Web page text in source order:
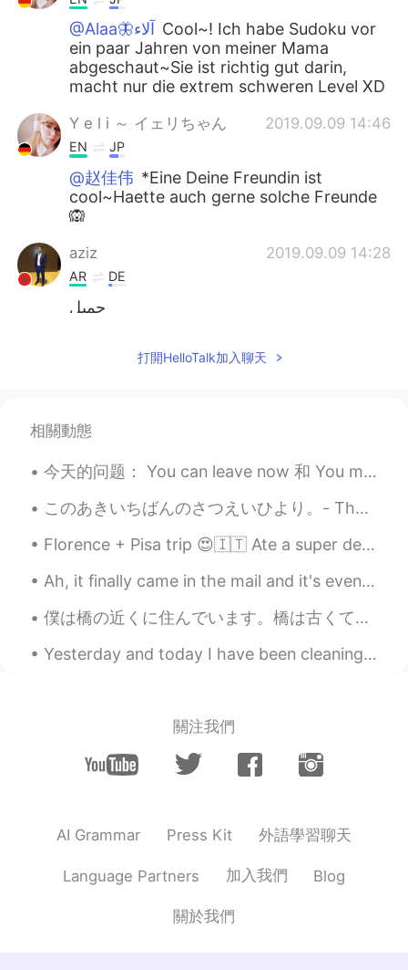
@Alaa🦋آلاء Cool~! Ich habe Sudoku vor
ein paar Jahren von meiner Mama
abgeschaut~Sie ist richtig gut darin,
macht nur die extrem schweren Level XD
Y e l i ～ イェリちゃん 2019.09.09 14:46
EN JP
@赵佳伟 *Eine Deine Freundin ist
cool~Haette auch gerne solche Freunde
🙉
aziz 2019.09.09 14:28
AR DE
جميل
irgendwo finden kann...
Alaa🦋آلاء 2019.09.09 14:19
Sudoku Ich habe es immer mit meiner
CN DE
Ein Freundin von mir mag das sehr,weil
打開HelloTalk加入聊天
相關動態
今天的问题： You can leave now 和 You may leave now 有什么区别？ 两个有一样的位置的人之间可以用 'you can'，而且关于机会的句子应该使用 'you...
このあきいちばんのさつえいひより。- The best day for photography this fall. ☀️ It was a most beautiful Sunday wit...
Florence + Pisa trip 😍🇮🇹 Ate a super delicious T-Bone steak with my friend, climbed up over 460 ...
Ah, it finally came in the mail and it's even bigger than I imagined~I'm glad! 🙉 How do you org...
僕は橋の近くに住んでいます。橋は古くて小さいので、鉄道会社はそれをより大きな橋に交換したいです。橋の周りで住んでいる人々は、大きな橋を恐れて抗議しています。抗議の面白い方法の一つは、将来の大きな...
Yesterday and today I have been cleaning all day therefore I haven't posted anything~ I still ha...
關注我們
AI Grammar Press Kit 外語學習聊天
Language Partners 加入我們 Blog
關於我們